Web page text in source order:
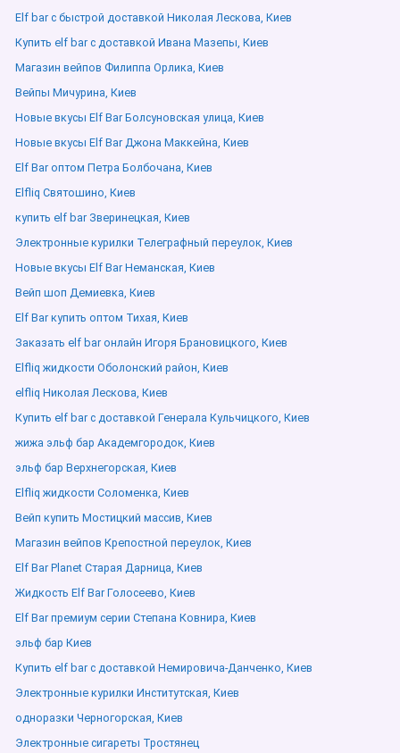
Elf bar с быстрой доставкой Николая Лескова, Киев
Купить elf bar с доставкой Ивана Мазепы, Киев
Магазин вейпов Филиппа Орлика, Киев
Вейпы Мичурина, Киев
Новые вкусы Elf Bar Болсуновская улица, Киев
Новые вкусы Elf Bar Джона Маккейна, Киев
Elf Bar оптом Петра Болбочана, Киев
Elfliq Святошино, Киев
купить elf bar Зверинецкая, Киев
Электронные курилки Телеграфный переулок, Киев
Новые вкусы Elf Bar Неманская, Киев
Вейп шоп Демиевка, Киев
Elf Bar купить оптом Тихая, Киев
Заказать elf bar онлайн Игоря Брановицкого, Киев
Elfliq жидкости Оболонский район, Киев
elfliq Николая Лескова, Киев
Купить elf bar с доставкой Генерала Кульчицкого, Киев
жижа эльф бар Академгородок, Киев
эльф бар Верхнегорская, Киев
Elfliq жидкости Соломенка, Киев
Вейп купить Мостицкий массив, Киев
Магазин вейпов Крепостной переулок, Киев
Elf Bar Planet Старая Дарница, Киев
Жидкость Elf Bar Голосеево, Киев
Elf Bar премиум серии Степана Ковнира, Киев
эльф бар Киев
Купить elf bar с доставкой Немировича-Данченко, Киев
Электронные курилки Институтская, Киев
одноразки Черногорская, Киев
Электронные сигареты Тростянец